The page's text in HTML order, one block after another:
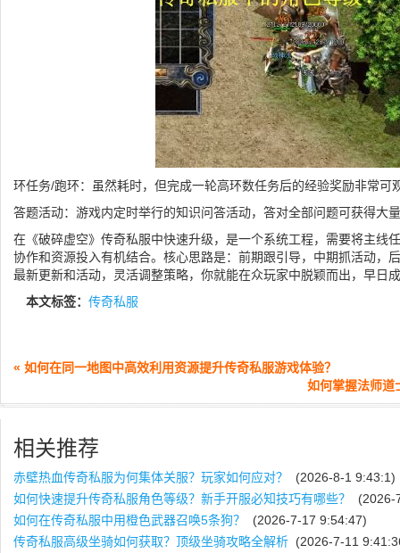
环任务/跑环：虽然耗时，但完成一轮高环数任务后的经验奖励非常可
答题活动：游戏内定时举行的知识问答活动，答对全部问题可获得大
在《破碎虚空》传奇私服中快速升级，是一个系统工程，需要将主线
协作和资源投入有机结合。核心思路是：前期跟引导，中期抓活动，
最新更新和活动，灵活调整策略，你就能在众玩家中脱颖而出，早日
本文标签： 传奇私服
« 如何在同一地图中高效利用资源提升传奇私服游戏体验？
如何掌握法师道
相关推荐
赤壁热血传奇私服为何集体关服？玩家如何应对？
(2026-8-1 9:43:1)
如何快速提升传奇私服角色等级？新手开服必知技巧有哪些？
(2026-
如何在传奇私服中用橙色武器召唤5条狗？
(2026-7-17 9:54:47)
传奇私服高级坐骑如何获取？顶级坐骑攻略全解析 (2026-7-11